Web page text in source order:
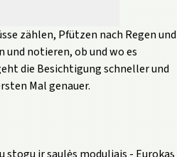
zählen, Pfützen nach Regen und
notieren, ob und wo es
die Besichtigung schneller und
Mal genauer.